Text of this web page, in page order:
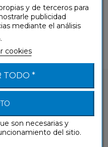
sobre nuestros
y de terceros para
publicidad
mediante el análisis
cookies
TODO *
son necesarias y
del sitio.